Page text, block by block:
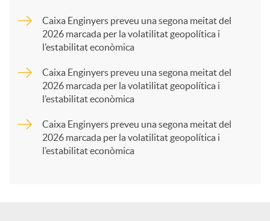
a
Caixa Enginyers preveu una segona meitat del
2026 marcada per la volatilitat geopolítica i
l’estabilitat econòmica
Caixa Enginyers preveu una segona meitat del
2026 marcada per la volatilitat geopolítica i
l’estabilitat econòmica
Caixa Enginyers preveu una segona meitat del
2026 marcada per la volatilitat geopolítica i
l’estabilitat econòmica